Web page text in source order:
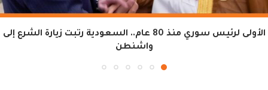
الأولى لرئيس سوري منذ 80 عام.. السعودية رتبت زيارة الشرع إلى
واشنطن